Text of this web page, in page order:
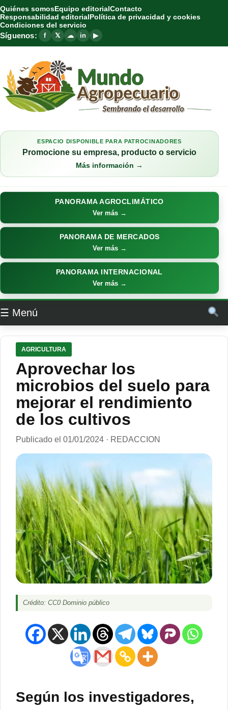
Quiénes somosEquipo editorialContacto
Responsabilidad editorialPolítica de privacidad y cookies
Condiciones del servicio
Síguenos: f 𝕏 ☁ in ▶
ESPACIO DISPONIBLE PARA PATROCINADORES
Promocione su empresa, producto o servicio
Más información →
PANORAMA AGROCLIMÁTICO
Ver más →
PANORAMA DE MERCADOS
Ver más →
PANORAMA INTERNACIONAL
Ver más →
☰ Menú
AGRICULTURA
Aprovechar los
microbios del suelo para
mejorar el rendimiento
de los cultivos
Publicado el 01/01/2024 · REDACCION
Crédito: CC0 Dominio público
Según los investigadores,